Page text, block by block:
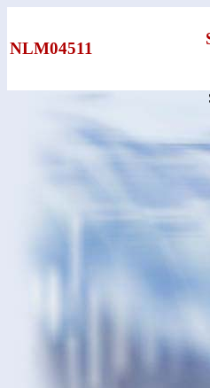
NLM04511